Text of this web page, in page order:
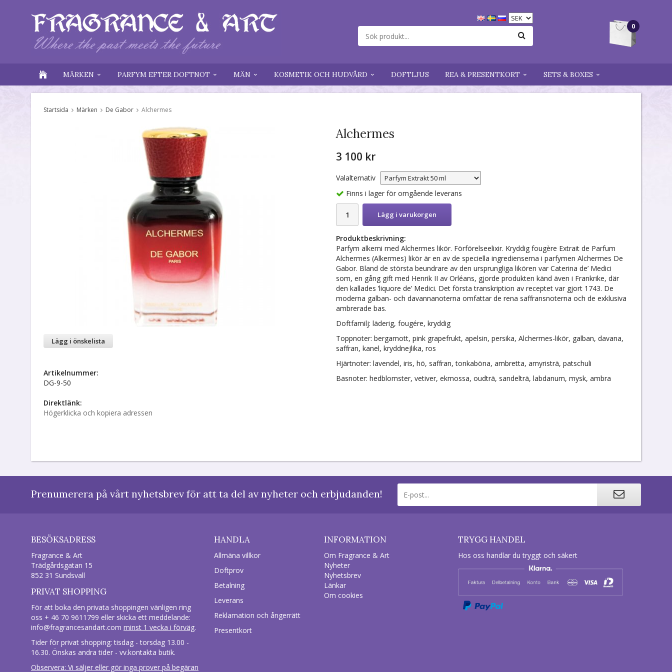
0
MÄRKEN PARFYM EFTER DOFTNOT MÄN KOSMETIK OCH HUDVÅRD DOFTLJUS REA & PRESENTKORT SETS & BOXES
Startsida Märken De Gabor Alchermes
Alchermes
3 100 kr
Valalternativ
Finns i lager för omgående leverans
Lägg i varukorgen
Produktbeskrivning:
Parfym alkemi med Alchermes likör. Förförelseelixir. Kryddig fougère Extrait de Parfum
Alchermes (Alkermes) likör är en av de speciella ingredienserna i parfymen Alchermes De
Gabor. Bland de största beundrare av den ursprungliga likören var Caterina de’ Medici
som, en gång gift med Henrik II av Orléans, gjorde produkten känd även i Frankrike, där
den kallades ’liquore de’ Medici. Det första transkription av receptet var gjort 1743. De
moderna galban- och davannanoterna omfattar de rena saffransnoterna och de exklusiva
ambrerade bas.
Doftfamilj: läderig, fougére, kryddig
Toppnoter: bergamott, pink grapefrukt, apelsin, persika, Alchermes-likör, galban, davana,
saffran, kanel, kryddnejlika, ros
Hjärtnoter: lavendel, iris, hö, saffran, tonkaböna, ambretta, amyristrä, patschuli
Basnoter: hedblomster, vetiver, ekmossa, oudträ, sandelträ, labdanum, mysk, ambra
Lägg i önskelista
Artikelnummer:
DG-9-50
Direktlänk:
Högerklicka och kopiera adressen
Prenumerera på vårt nyhetsbrev för att ta del av nyheter och erbjudanden!
BESÖKSADRESS
Fragrance & Art
Trädgårdsgatan 15
852 31 Sundsvall
PRIVAT SHOPPING
För att boka den privata shoppingen vänligen ring
oss + 46 70 9611799 eller skicka ett meddelande:
info@fragrancesandart.com minst 1 vecka i förväg.
Tider för privat shopping: tisdag - torsdag 13.00 -
16.30. Önskas andra tider - vv.kontakta butik.
Observera: Vi säljer eller gör inga prover på begäran
HANDLA
Allmäna villkor
Doftprov
Betalning
Leverans
Reklamation och ångerrätt
Presentkort
INFORMATION
Om Fragrance & Art
Nyheter
Nyhetsbrev
Länkar
Om cookies
TRYGG HANDEL
Hos oss handlar du tryggt och säkert